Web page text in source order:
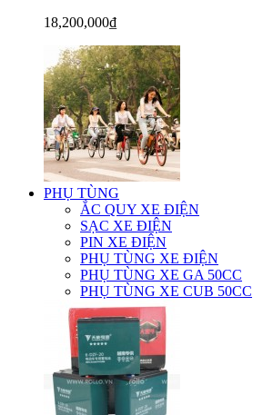
18,200,000₫
PHỤ TÙNG
ẮC QUY XE ĐIỆN
SẠC XE ĐIỆN
PIN XE ĐIỆN
PHỤ TÙNG XE ĐIỆN
PHỤ TÙNG XE GA 50CC
PHỤ TÙNG XE CUB 50CC